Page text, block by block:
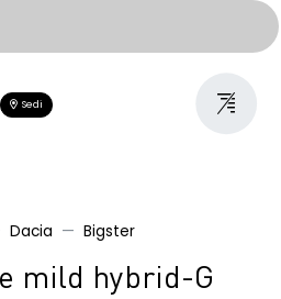
Sedi
Dacia Bigster
mild hybrid-G